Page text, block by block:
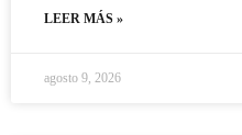
LEER MÁS »
agosto 9, 2026